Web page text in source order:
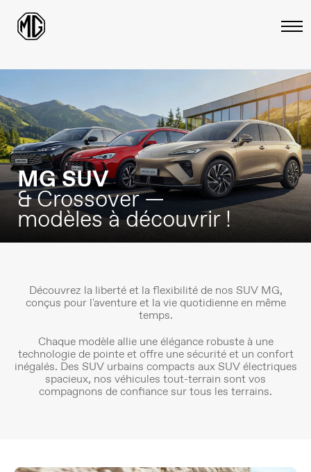
MG SUV
& Crossover —
modèles à découvrir !
Découvrez la liberté et la flexibilité de nos SUV MG,
conçus pour l'aventure et la vie quotidienne en même
temps.
Chaque modèle allie une élégance robuste à une
technologie de pointe et offre une sécurité et un confort
inégalés. Des SUV urbains compacts aux SUV électriques
spacieux, nos véhicules tout-terrain sont vos
compagnons de confiance sur tous les terrains.